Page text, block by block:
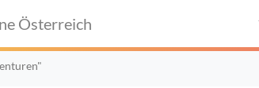
Österreich